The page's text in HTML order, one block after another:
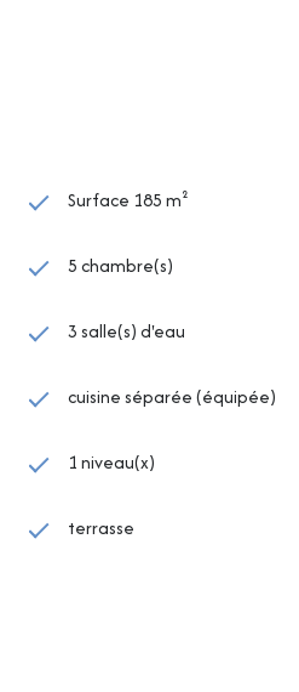
Surface 185 m²
5 chambre(s)
3 salle(s) d'eau
cuisine séparée (équipée)
1 niveau(x)
terrasse